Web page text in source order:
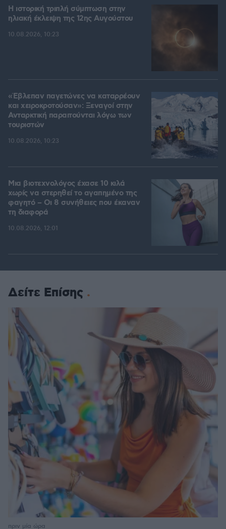
Η ιστορική τριπλή σύμπτωση στην
ηλιακή έκλειψη της 12ης Αυγούστου
10.08.2026, 10:23
«Έβλεπαν παγετώνες να καταρρέουν
και χειροκροτούσαν»: Ξεναγοί στην
Ανταρκτική παραιτούνται λόγω των
τουριστών
10.08.2026, 10:23
Μια βιοτεχνολόγος έχασε 10 κιλά
χωρίς να στερηθεί το αγαπημένο της
φαγητό – Οι 8 συνήθειες που έκαναν
τη διαφορά
10.08.2026, 12:01
Δείτε Επίσης
πριν μία ώρα